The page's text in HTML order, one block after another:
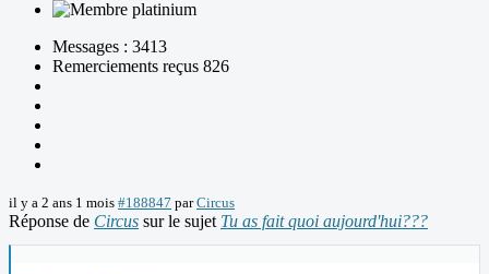
Messages : 3413
Remerciements reçus 826
il y a 2 ans 1 mois #188847 parCircus
Réponse de Circus sur le sujet Tu as fait quoi aujourd'hui???